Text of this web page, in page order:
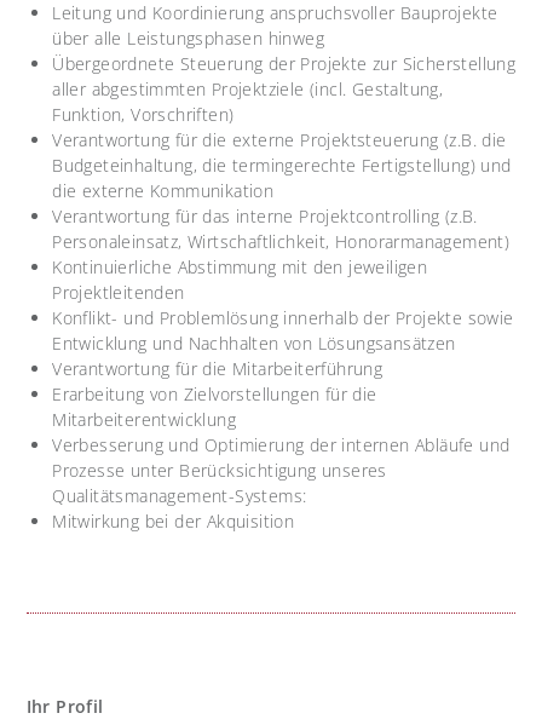
Leitung und Koordinierung anspruchsvoller Bauprojekte
über alle Leistungsphasen hinweg
Übergeordnete Steuerung der Projekte zur Sicherstellung
aller abgestimmten Projektziele (incl. Gestaltung,
Funktion, Vorschriften)
Verantwortung für die externe Projektsteuerung (z.B. die
Budgeteinhaltung, die termingerechte Fertigstellung) und
die externe Kommunikation
Verantwortung für das interne Projektcontrolling (z.B.
Personaleinsatz, Wirtschaftlichkeit, Honorarmanagement)
Kontinuierliche Abstimmung mit den jeweiligen
Projektleitenden
Konflikt- und Problemlösung innerhalb der Projekte sowie
Entwicklung und Nachhalten von Lösungsansätzen
Verantwortung für die Mitarbeiterführung
Erarbeitung von Zielvorstellungen für die
Mitarbeiterentwicklung
Verbesserung und Optimierung der internen Abläufe und
Prozesse unter Berücksichtigung unseres
Qualitätsmanagement-Systems:
Mitwirkung bei der Akquisition
Ihr Profil